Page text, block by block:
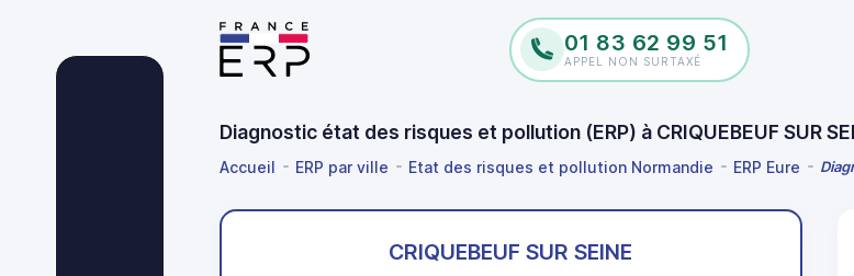
01 83 62 99 51
APPEL NON SURTAXÉ
Diagnostic état des risques et pollution (ERP) à CRIQUEBEUF SUR
Accueil ERP par ville Etat des risques et pollution Normandie ERP Eure
CRIQUEBEUF SUR SEINE